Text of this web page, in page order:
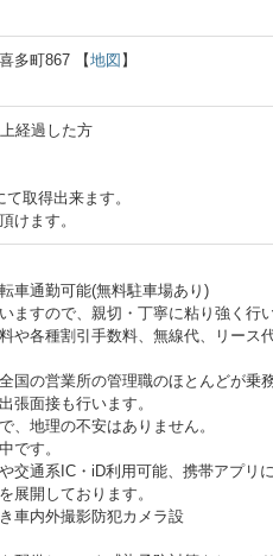
多町867 【地図】
経過した方
取得出来ます。
けます。
車通勤可能(無料駐車場あり)
ますので、親切・丁寧に粘り強く行
や各種割引手数料、無線代、リース
国の営業所の管理職のほとんどが乗
張面接も行います。
地理の不安はありません。
です。
交通系IC・iD利用可能、携帯アプリ
展開しております。
車内外撮影防犯カメラ設